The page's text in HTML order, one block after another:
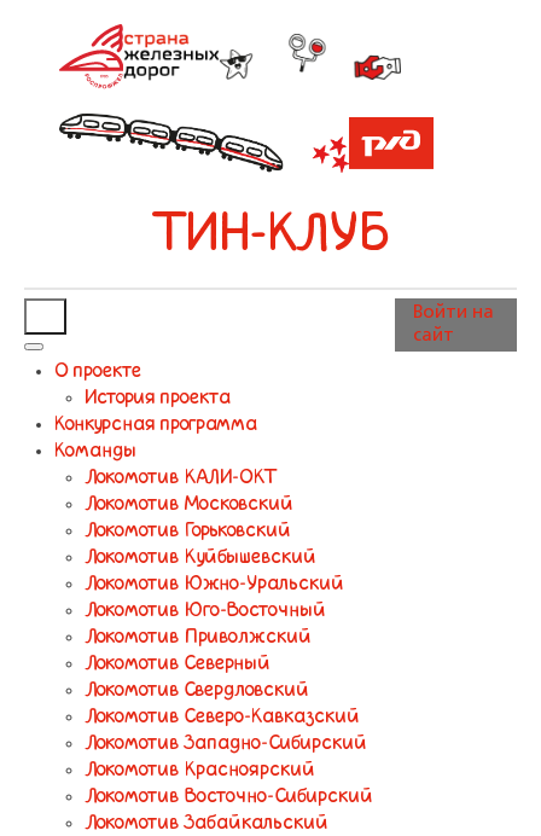
ТИН-КЛУБ
О проекте
История проекта
Конкурсная программа
Команды
Локомотив КАЛИ-ОКТ
Локомотив Московский
Локомотив Горьковский
Локомотив Куйбышевский
Локомотив Южно-Уральский
Локомотив Юго-Восточный
Локомотив Приволжский
Локомотив Северный
Локомотив Свердловский
Локомотив Северо-Кавказский
Локомотив Западно-Сибирский
Локомотив Красноярский
Локомотив Восточно-Сибирский
Локомотив Забайкальский
Войти на
сайт